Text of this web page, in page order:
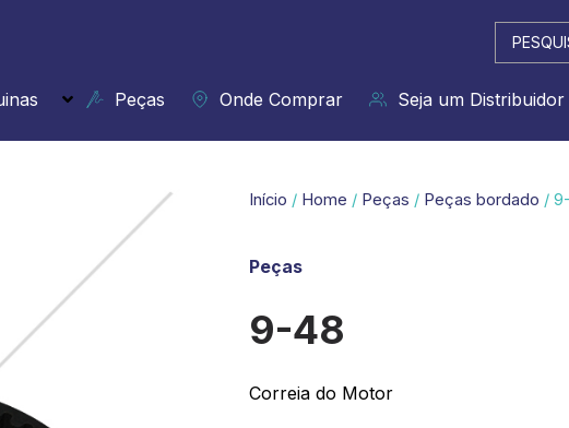
...
Peças Onde Comprar Seja um Distribuidor
Início / Home / Peças / Peças bordado /
Peças
9-48
Correia do Motor